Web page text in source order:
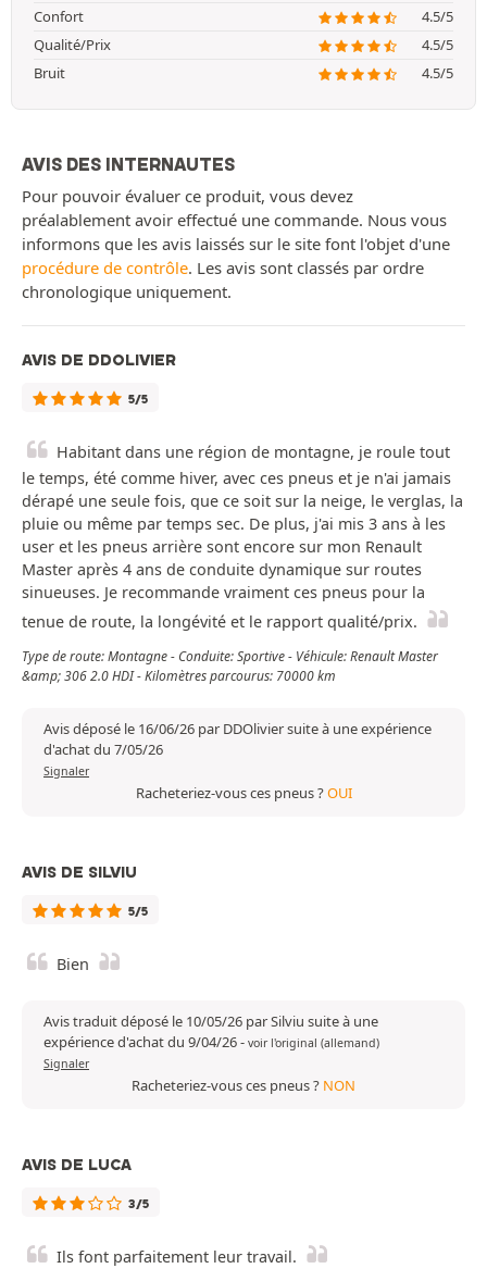
Confort
4.5/5
Qualité/Prix
4.5/5
Bruit
4.5/5
AVIS DES INTERNAUTES
Pour pouvoir évaluer ce produit, vous devez
préalablement avoir effectué une commande. Nous vous
informons que les avis laissés sur le site font l'objet d'une
procédure de contrôle. Les avis sont classés par ordre
chronologique uniquement.
AVIS DE DDOLIVIER
5/5
Habitant dans une région de montagne, je roule tout
le temps, été comme hiver, avec ces pneus et je n'ai jamais
dérapé une seule fois, que ce soit sur la neige, le verglas, la
pluie ou même par temps sec. De plus, j'ai mis 3 ans à les
user et les pneus arrière sont encore sur mon Renault
Master après 4 ans de conduite dynamique sur routes
sinueuses. Je recommande vraiment ces pneus pour la
tenue de route, la longévité et le rapport qualité/prix.
Type de route: Montagne - Conduite: Sportive - Véhicule: Renault Master
&amp; 306 2.0 HDI - Kilomètres parcourus: 70000 km
Avis déposé le 16/06/26 par DDOlivier suite à une expérience
d'achat du 7/05/26
Signaler
Racheteriez-vous ces pneus ?OUI
AVIS DE SILVIU
5/5
Bien
Avis traduit déposé le 10/05/26 par Silviu suite à une
expérience d'achat du 9/04/26- voir l'original (allemand)
Signaler
Racheteriez-vous ces pneus ? NON
AVIS DE LUCA
3/5
Ils font parfaitement leur travail.